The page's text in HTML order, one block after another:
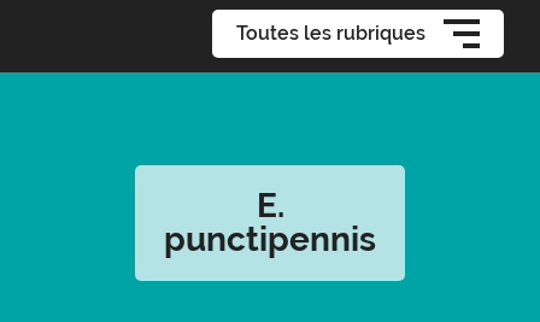
Toutes les rubriques
E.
punctipennis